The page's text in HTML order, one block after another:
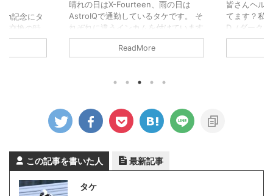
記念にタ
交換の時
いつも
プなら
リ ...
晴れの日はX-Fourteen、雨の日は
AstroIQで通勤しているタケです。 そ
れぞれに違うインカムを付けています
が、使用感の違いを書いてみます！
使用しているインターカム 左 X-
31,900円（税込） 右 AstroIQ ミッ
最大8時間 14,850円（税込） BT
MINIとの比較ならB+COM PLAY
12,980円（税込）がいいのでしょう
ReadMore
皆さんヘル
てます？私
D（ダーク
す。 通勤で
この記事を書いた人 最新記事
タケ